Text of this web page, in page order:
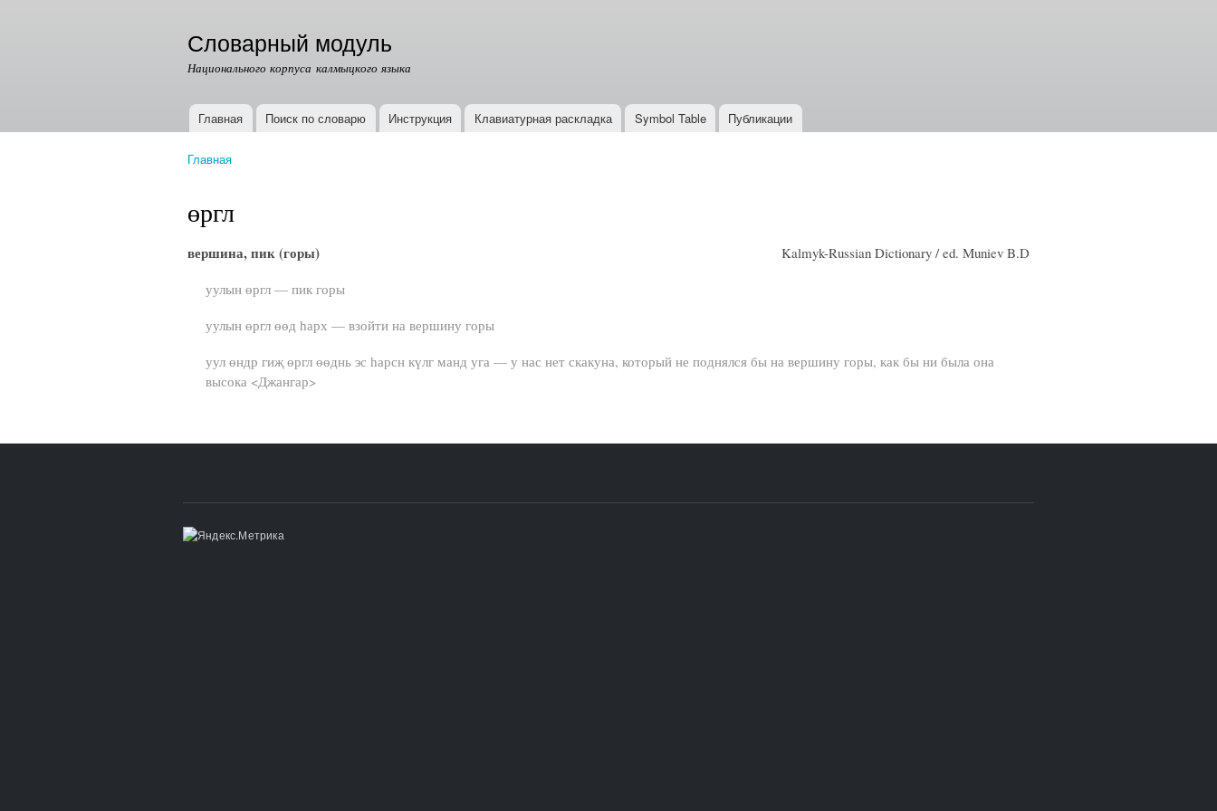
Словарный модуль
Национального корпуса калмыцкого языка
Главное меню
Главная Поиск по словарю Инструкция Клавиатурная раскладка Symbol Table Публикации
Главная
өргл
Kalmyk-Russian Dictionary / ed. Muniev B.D
вершина, пик (горы)
уулын өргл — пик горы
уулын өргл өөд һарх — взойти на вершину горы
уул өндр гиҗ өргл өөднь эс һарсн күлг манд уга — у нас нет скакуна, который не поднялся бы на вершину горы, как бы ни была она
высока <Джангар>